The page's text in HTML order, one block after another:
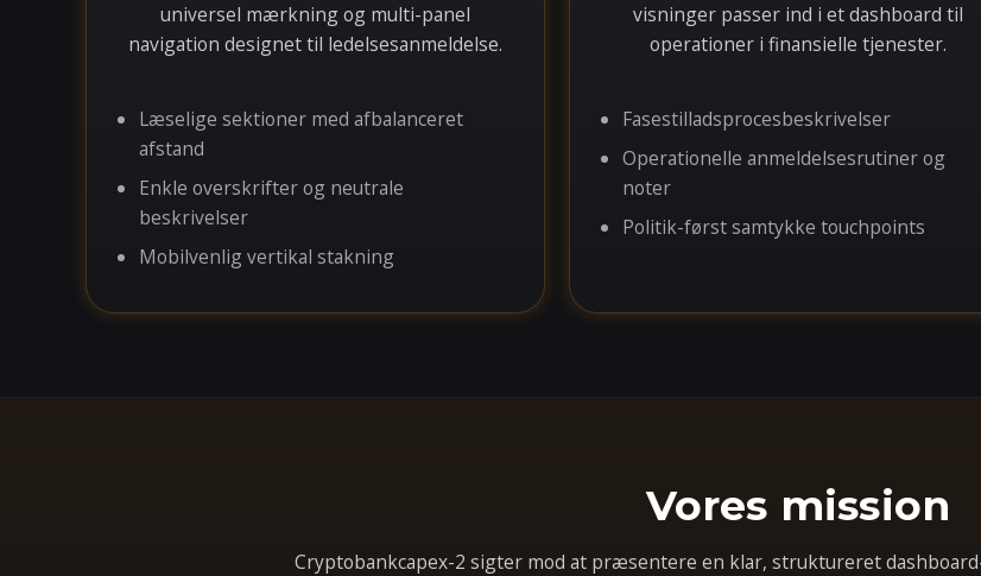
universel mærkning og multi-panel
navigation designet til ledelsesanmeldelse.
Læselige sektioner med afbalanceret
afstand
Enkle overskrifter og neutrale
beskrivelser
Mobilvenlig vertikal stakning
visninger passer ind i et dashboard til
operationer i finansielle tjenester.
Fasestilladsprocesbeskrivelser
Operationelle anmeldelsesrutiner og
noter
Politik-først samtykke touchpoints
Vores mission
Cryptobankcapex-2 sigter mod at præsentere en klar, struktureret